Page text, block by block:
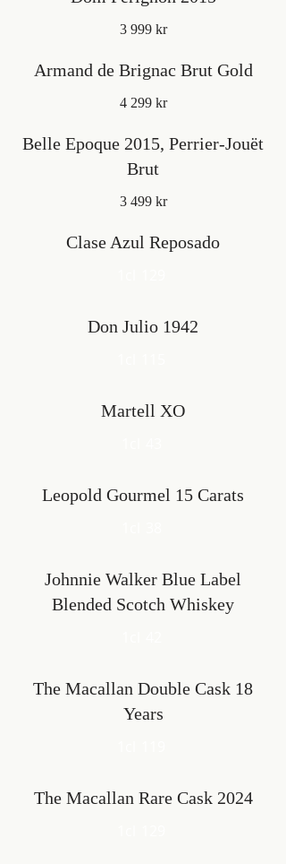
3 999 kr
Armand de Brignac Brut Gold
4 299 kr
Belle Epoque 2015, Perrier-Jouët
Brut
3 499 kr
Clase Azul Reposado
Don Julio 1942
Martell XO
Leopold Gourmel 15 Carats
Johnnie Walker Blue Label
Blended Scotch Whiskey
The Macallan Double Cask 18
Years
The Macallan Rare Cask 2024